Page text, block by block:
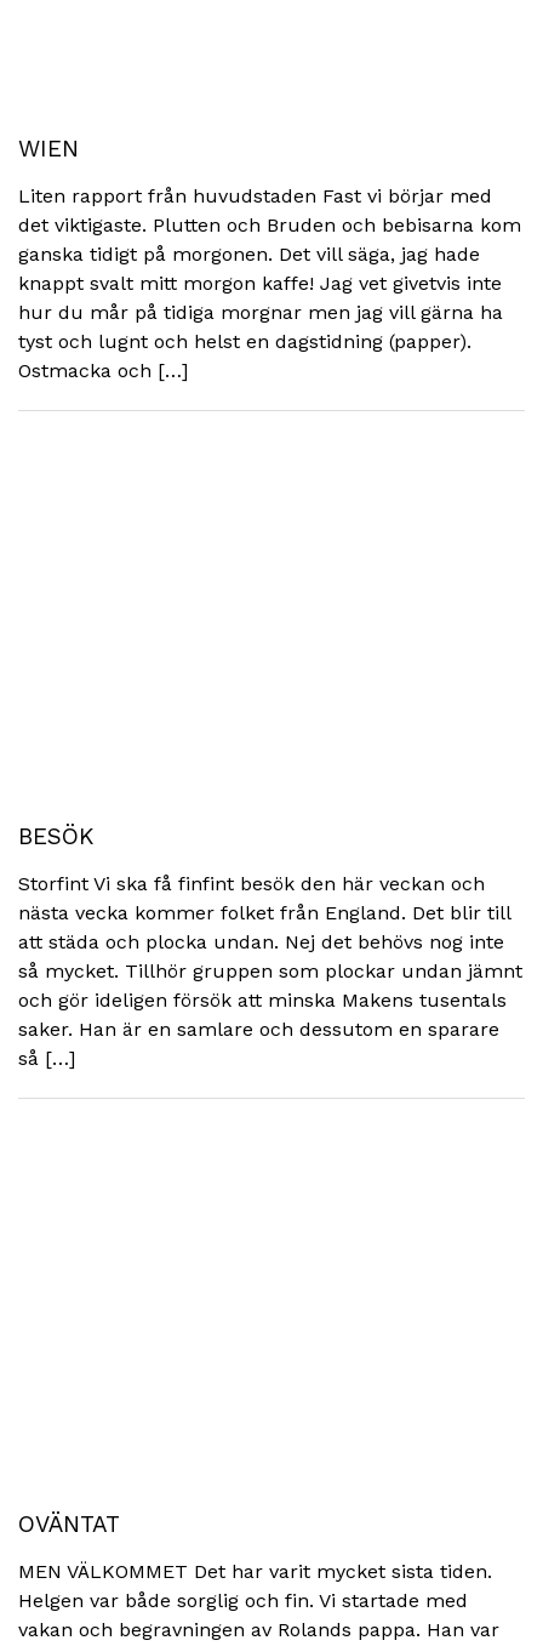
WIEN
Liten rapport från huvudstaden Fast vi börjar med
det viktigaste. Plutten och Bruden och bebisarna kom
ganska tidigt på morgonen. Det vill säga, jag hade
knappt svalt mitt morgon kaffe! Jag vet givetvis inte
hur du mår på tidiga morgnar men jag vill gärna ha
tyst och lugnt och helst en dagstidning (papper).
Ostmacka och […]
BESÖK
Storfint Vi ska få finfint besök den här veckan och
nästa vecka kommer folket från England. Det blir till
att städa och plocka undan. Nej det behövs nog inte
så mycket. Tillhör gruppen som plockar undan jämnt
och gör ideligen försök att minska Makens tusentals
saker. Han är en samlare och dessutom en sparare
så […]
OVÄNTAT
MEN VÄLKOMMET Det har varit mycket sista tiden.
Helgen var både sorglig och fin. Vi startade med
vakan och begravningen av Rolands pappa. Han var